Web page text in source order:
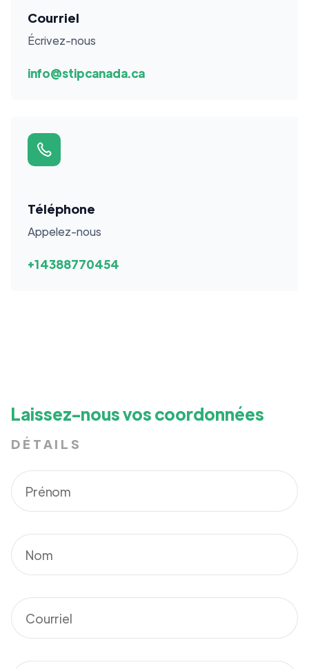
Courriel
Écrivez-nous
info@stipcanada.ca
Téléphone
Appelez-nous
+14388770454
Laissez-nous vos coordonnées
DÉTAILS